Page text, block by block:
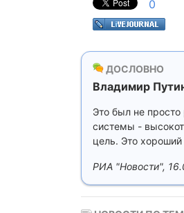
0
ДОСЛОВНО
Владимир
Это был не
системы -
цель. Это хороший
РИА "Новости",